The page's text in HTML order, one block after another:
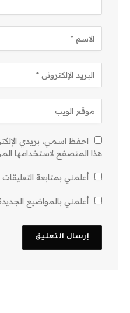
احفظ اسمي، بريدي
هذا المتصفح لاستخدامها
أعلمني بمتابعة التعليقات
أعلمني بالمواضيع